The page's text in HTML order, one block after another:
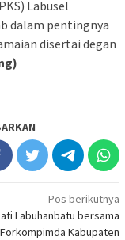
Labusel
dalam pentingnya
disertai degan
Pos berikutnya
Labuhanbatu bersama
Forkompimda Kabupaten